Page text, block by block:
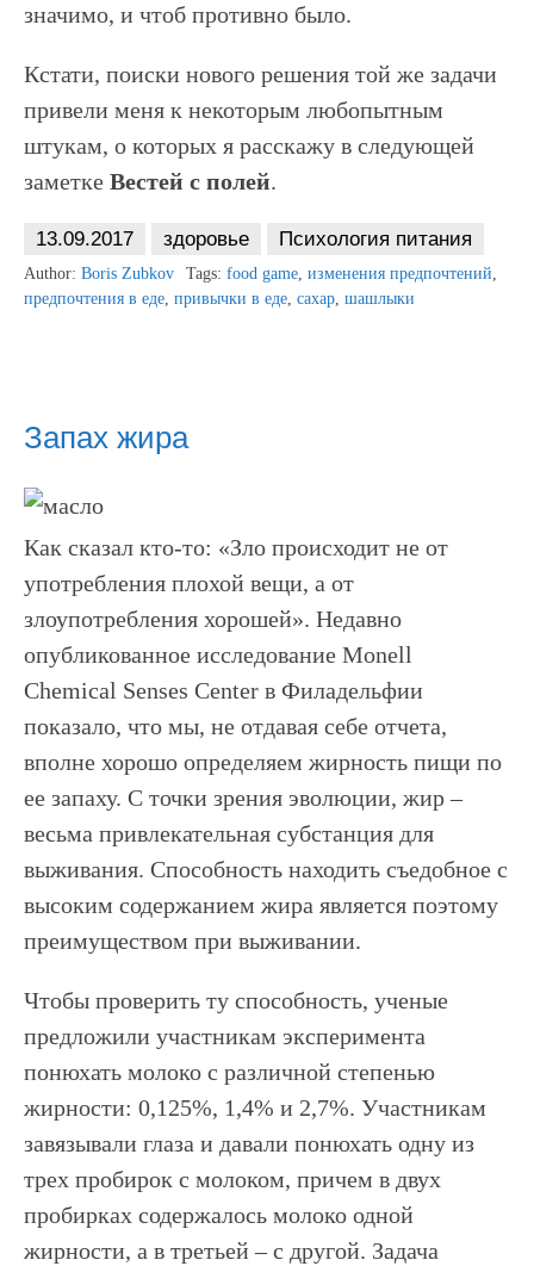
значимо, и чтоб противно было.
Кстати, поиски нового решения той же задачи
привели меня к некоторым любопытным
штукам, о которых я расскажу в следующей
заметке Вестей с полей.
13.09.2017 здоровье Психология питания
Author: Boris Zubkov Tags: food game, изменения предпочтений,
предпочтения в еде, привычки в еде, сахар, шашлыки
Запах жира
Как сказал кто-то: «Зло происходит не от
употребления плохой вещи, а от
злоупотребления хорошей». Недавно
опубликованное исследование Monell
Chemical Senses Center в Филадельфии
показало, что мы, не отдавая себе отчета,
вполне хорошо определяем жирность пищи по
ее запаху. С точки зрения эволюции, жир –
весьма привлекательная субстанция для
выживания. Способность находить съедобное с
высоким содержанием жира является поэтому
преимуществом при выживании.
Чтобы проверить ту способность, ученые
предложили участникам эксперимента
понюхать молоко с различной степенью
жирности: 0,125%, 1,4% и 2,7%. Участникам
завязывали глаза и давали понюхать одну из
трех пробирок с молоком, причем в двух
пробирках содержалось молоко одной
жирности, а в третьей – с другой. Задача